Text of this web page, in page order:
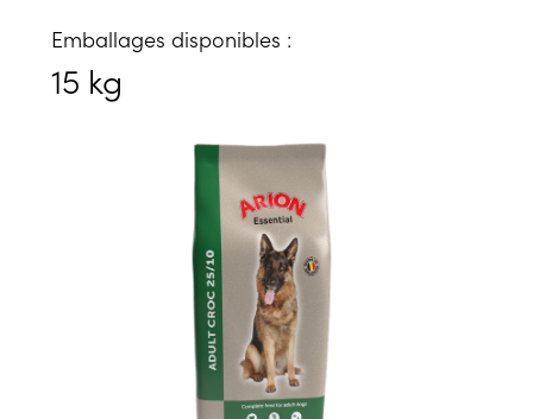
Emballages disponibles :
15 kg